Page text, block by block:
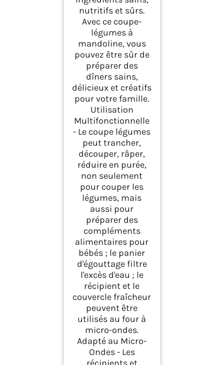
nutritifs et sûrs.
Avec ce coupe-
légumes à
mandoline, vous
pouvez être sûr de
préparer des
dîners sains,
délicieux et créatifs
pour votre famille.
Utilisation
Multifonctionnelle
- Le coupe légumes
peut trancher,
découper, râper,
réduire en purée,
non seulement
pour couper les
légumes, mais
aussi pour
préparer des
compléments
alimentaires pour
bébés ; le panier
d'égouttage filtre
l'excès d'eau ; le
récipient et le
couvercle fraîcheur
peuvent être
utilisés au four à
micro-ondes.
Adapté au Micro-
Ondes - Les